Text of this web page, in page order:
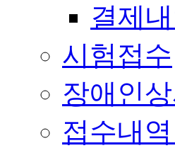
결제
시험접수
장애인
접수내